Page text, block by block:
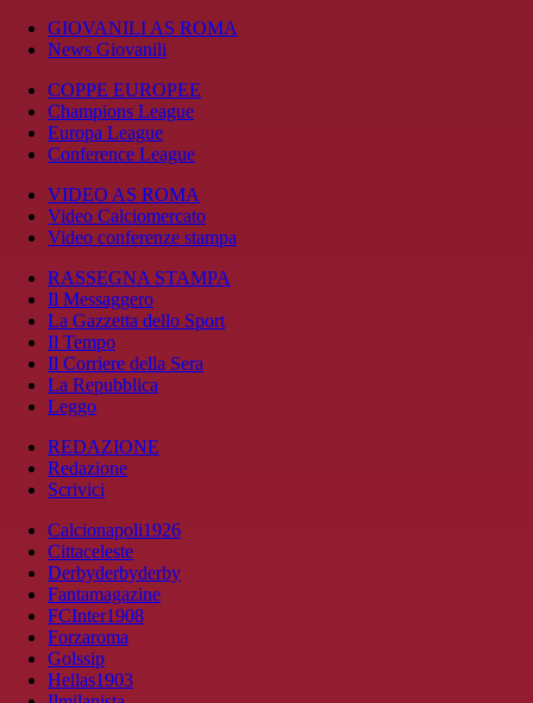
GIOVANILI AS ROMA
News Giovanili
COPPE EUROPEE
Champions League
Europa League
Conference League
VIDEO AS ROMA
Video Calciomercato
Video conferenze stampa
RASSEGNA STAMPA
Il Messaggero
La Gazzetta dello Sport
Il Tempo
Il Corriere della Sera
La Repubblica
Leggo
REDAZIONE
Redazione
Scrivici
Calcionapoli1926
Cittaceleste
Derbyderbyderby
Fantamagazine
FCInter1908
Forzaroma
Golssip
Hellas1903